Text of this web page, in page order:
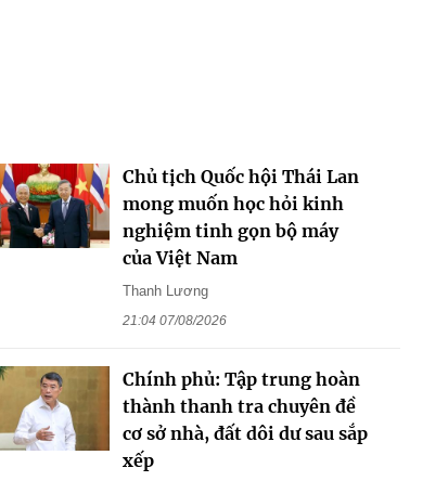
Chủ tịch Quốc hội Thái Lan
mong muốn học hỏi kinh
nghiệm tinh gọn bộ máy
của Việt Nam
Thanh Lương
21:04 07/08/2026
Chính phủ: Tập trung hoàn
thành thanh tra chuyên đề
cơ sở nhà, đất dôi dư sau sắp
xếp